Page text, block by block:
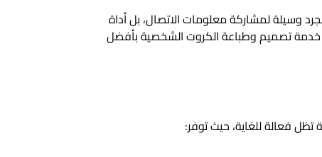
وسيلة لمشاركة معلومات الاتصال، بل أداة
تصميم وطباعة الكروت الشخصية بأفضل
فعالة للغاية، حيث توفر: